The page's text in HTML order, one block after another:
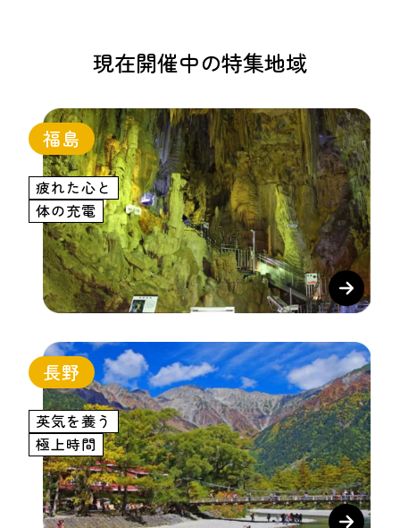
現在開催中の特集地域
福島
疲れた心と
体の充電
長野
英気を養う
極上時間